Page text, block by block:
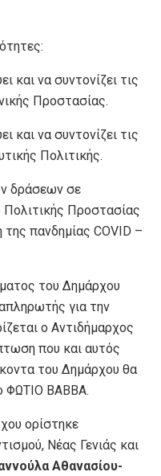
να συντονίζει τις
Προστασίας.
να συντονίζει τις
Πολιτικής.
δράσεων σε
Πολιτικής Προστασίας
πανδημίας COVID –
του Δημάρχου
για την
ο Αντιδήμαρχος
που και αυτός
του Δημάρχου θα
ΦΩΤΙΟ ΒΑΒΒΑ.
ορίστηκε
Νέας Γενιάς και
Αθανασίου-